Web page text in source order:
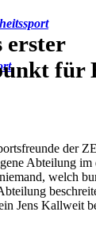
erster
für
der
Abteilung
welch
Jens Kallweit